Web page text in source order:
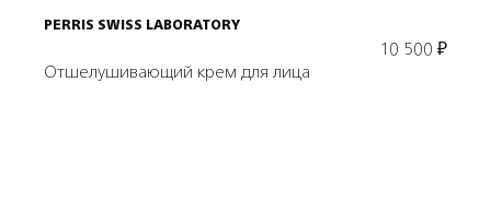
PERRIS SWISS LABORATORY
10 500 ₽
Отшелушивающий крем для лица